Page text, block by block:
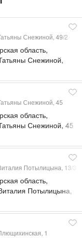
Снежиной, 49/2
область,
Снежиной,
Снежиной, 45
область,
Снежиной, 45
Потылицына, 13/3
область,
Потылицына,
1